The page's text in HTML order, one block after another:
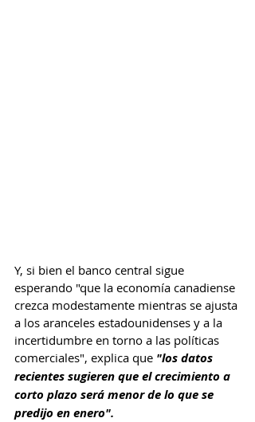
Y, si bien el banco central sigue
esperando "que la economía canadiense
crezca modestamente mientras se ajusta
a los aranceles estadounidenses y a la
incertidumbre en torno a las políticas
comerciales", explica que "los datos
recientes sugieren que el crecimiento a
corto plazo será menor de lo que se
predijo en enero".